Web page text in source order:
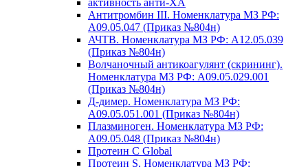
активность анти-ХА
Антитромбин III. Номенклатура МЗ РФ:
A09.05.047 (Приказ №804н)
АЧТВ. Номенклатура МЗ РФ: A12.05.039
(Приказ №804н)
Волчаночный антикоагулянт (скрининг).
Номенклатура МЗ РФ: A09.05.029.001
(Приказ №804н)
Д-димер. Номенклатура МЗ РФ:
A09.05.051.001 (Приказ №804н)
Плазминоген. Номенклатура МЗ РФ:
A09.05.048 (Приказ №804н)
Протеин C Global
Протеин S. Номенклатура МЗ РФ: